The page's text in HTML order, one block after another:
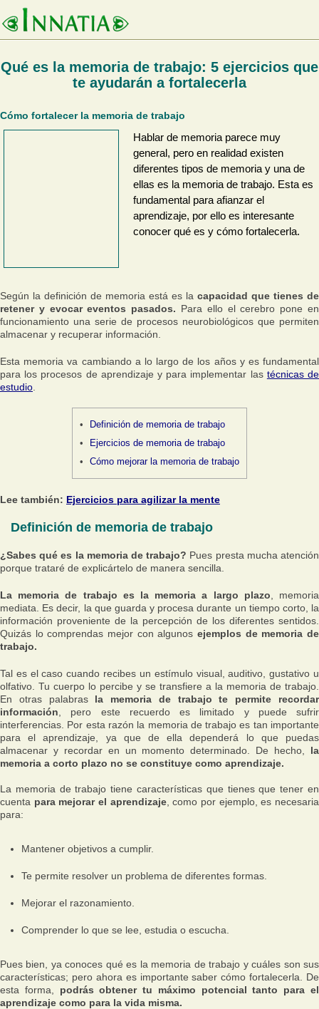
Qué es la memoria de trabajo: 5 ejercicios que
te ayudarán a fortalecerla
Cómo fortalecer la memoria de trabajo
Hablar de memoria parece muy
general, pero en realidad existen
diferentes tipos de memoria y una de
ellas es la memoria de trabajo. Esta es
fundamental para afianzar el
aprendizaje, por ello es interesante
conocer qué es y cómo fortalecerla.
Según la definición de memoria está es la capacidad que tienes de
retener y evocar eventos pasados. Para ello el cerebro pone en
funcionamiento una serie de procesos neurobiológicos que permiten
almacenar y recuperar información.
Esta memoria va cambiando a lo largo de los años y es fundamental
para los procesos de aprendizaje y para implementar las técnicas de
estudio
Definición de memoria de trabajo
Ejercicios de memoria de trabajo
Cómo mejorar la memoria de trabajo
Lee también: Ejercicios para agilizar la mente
Definición de memoria de trabajo
¿Sabes qué es la memoria de trabajo? Pues presta mucha atención
porque trataré de explicártelo de manera sencilla.
La memoria de trabajo es la memoria a largo plazo , memoria
mediata. Es decir, la que guarda y procesa durante un tiempo corto, la
información proveniente de la percepción de los diferentes sentidos.
Quizás lo comprendas mejor con algunos ejemplos de memoria de
trabajo.
Tal es el caso cuando recibes un estímulo visual, auditivo, gustativo u
olfativo. Tu cuerpo lo percibe y se transfiere a la memoria de trabajo.
En otras palabrasla memoria de trabajo te permite recordar
información , pero este recuerdo es limitado y puede sufrir
interferencias. Por esta razón la memoria de trabajo es tan importante
para el aprendizaje, ya que de ella dependerá lo que puedas
almacenar y recordar en un momento determinado. De hecho,
la
memoria a corto plazo no se constituye como aprendizaje.
La memoria de trabajo tiene características que tienes que tener en
cuenta para mejorar el aprendizaje, como por ejemplo, es necesaria
para:
Mantener objetivos a cumplir.
Te permite resolver un problema de diferentes formas.
Mejorar el razonamiento.
Comprender lo que se lee, estudia o escucha.
Pues bien, ya conoces qué es la memoria de trabajo y cuáles son sus
características; pero ahora es importante saber cómo fortalecerla. De
esta forma, podrás obtener tu máximo potencial tanto para el
aprendizaje como para la vida misma.